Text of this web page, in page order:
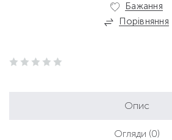
Бажання
Порівняння
Опис
Огляди (0)